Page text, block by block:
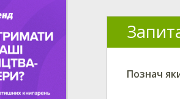
Познач